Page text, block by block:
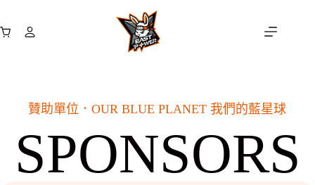
至
購
贊助單位．OUR BLUE PLANET 我們的藍星球
SPONSORS